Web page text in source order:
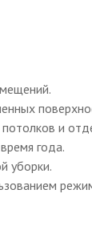
и
года.
уборки.